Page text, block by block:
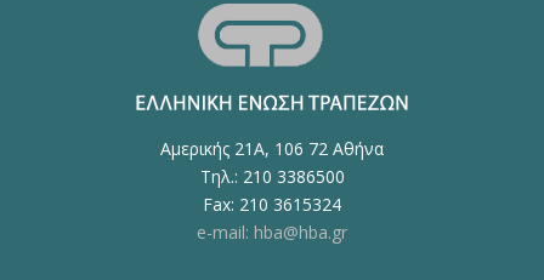
Αμερικής 21Α, 106 72 Αθήνα
Τηλ.: 210 3386500
Fax: 210 3615324
e-mail: hba@hba.gr